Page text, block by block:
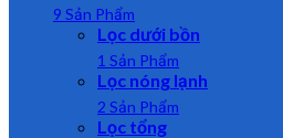
9 Sản Phẩm
Lọc dưới bồn
1 Sản Phẩm
Lọc nóng lạnh
2 Sản Phẩm
Lọc tổng